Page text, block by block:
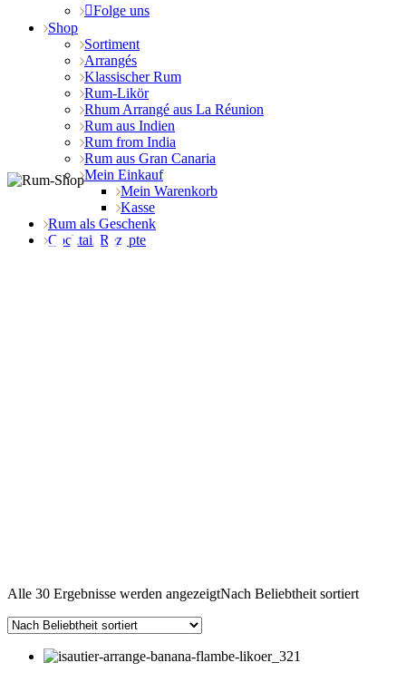
Folge uns
Shop
Sortiment
Arrangés
Klassischer Rum
Rum-Likör
Rhum Arrangé aus La Réunion
Rum aus Indien
Rum from India
Rum aus Gran Canaria
Mein Einkauf
Mein Warenkorb
Kasse
Rum als Geschenk
Cocktail Rezepte
SHOP
Alle 30 Ergebnisse werden angezeigtNach Beliebtheit sortiert